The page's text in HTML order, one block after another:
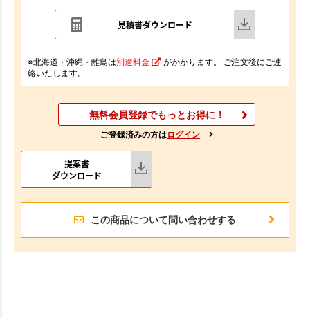
見積書ダウンロード
※北海道・沖縄・離島は別途料金
がかかります。 ご注文後にご連
絡いたします。
無料会員登録でもっとお得に！
ご登録済みの方はログイン
提案書
ダウンロード
この商品について問い合わせする